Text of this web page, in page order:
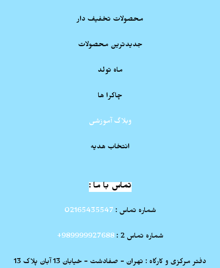
محصولات تخفیف دار
جدیدترین محصولات
ماه تولد
چاکرا ها
وبلاگ آموزشی
انتخاب هدیه
تماس با ما :
شماره تماس : 02165435547
شماره تماس 2 : 989999927688+
دفتر مرکزی و کارگاه : تهران - صفادشت - خیابان 13 آبان پلاک 13